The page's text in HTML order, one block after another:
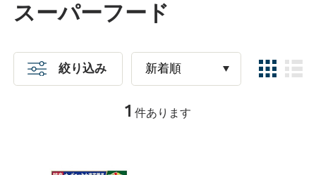
スーパーフード
絞り込み
1 件あります